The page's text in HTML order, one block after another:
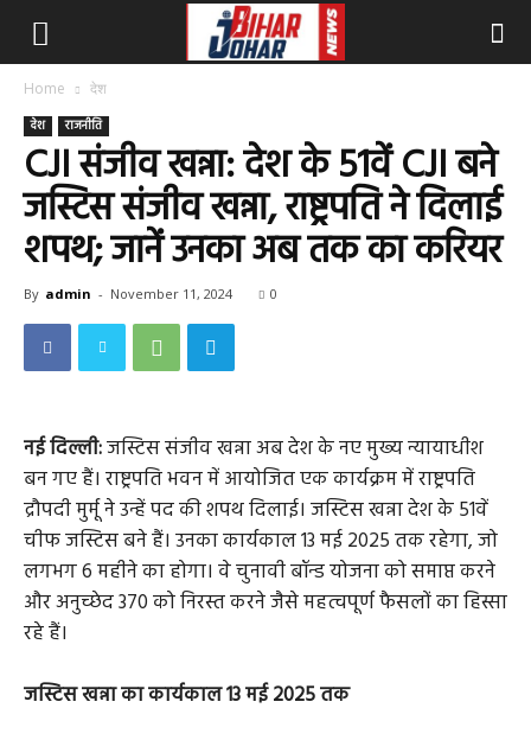
Home देश
देश राजनीति
CJI संजीव खन्ना: देश के 51वें CJI बने
जस्टिस संजीव खन्ना, राष्ट्रपति ने दिलाई
शपथ; जानें उनका अब तक का करियर
By admin - November 11, 2024 0
नई दिल्ली:जस्टिस संजीव खन्ना अब देश के नए मुख्य न्यायाधीश
बन गए हैं। राष्ट्रपति भवन में आयोजित एक कार्यक्रम में राष्ट्रपति
द्रौपदी मुर्मू ने उन्हें पद की शपथ दिलाई। जस्टिस खन्ना देश के 51वें
चीफ जस्टिस बने हैं। उनका कार्यकाल 13 मई 2025 तक रहेगा, जो
लगभग 6 महीने का होगा। वे चुनावी बॉन्ड योजना को समाप्त करने
और अनुच्छेद 370 को निरस्त करने जैसे महत्वपूर्ण फैसलों का हिस्सा
रहे हैं।
जस्टिस खन्ना का कार्यकाल 13 मई 2025 तक